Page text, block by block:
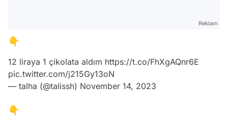
Reklam
👇
12 liraya 1 çikolata aldım https://t.co/FhXgAQnr6E
pic.twitter.com/j215Gy13oN
— talha (@talissh) November 14, 2023
👇